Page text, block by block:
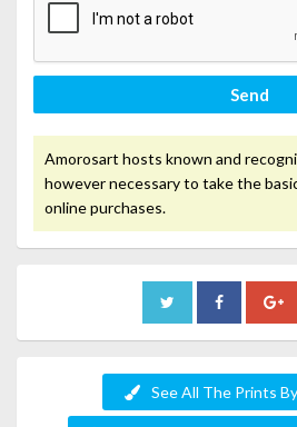
Send
Amorosart hosts known and
however necessary to take the
online purchases.
See All The Prints